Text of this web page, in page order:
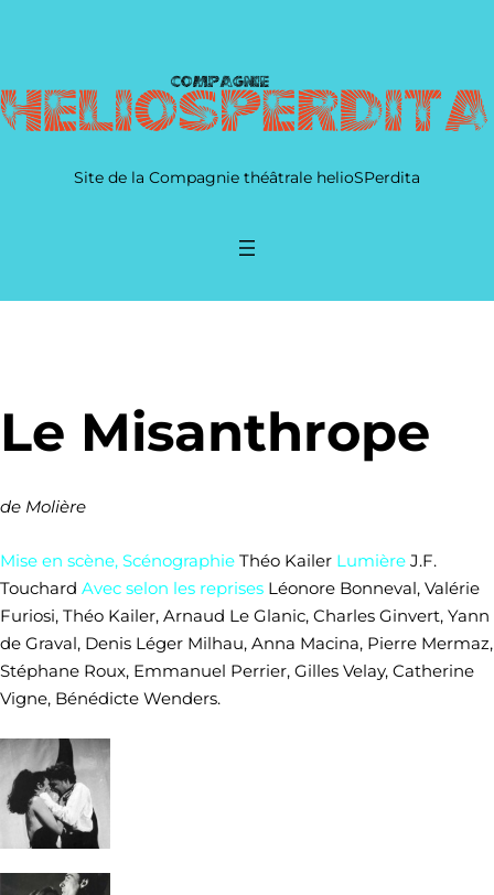
Site de la Compagnie théâtrale helioSPerdita
Le Misanthrope
de Molière
Mise en scène, Scénographie Théo Kailer Lumière J.F.
Touchard Avec selon les reprises Léonore Bonneval, Valérie
Furiosi, Théo Kailer, Arnaud Le Glanic, Charles Ginvert, Yann
de Graval, Denis Léger Milhau, Anna Macina, Pierre Mermaz,
Stéphane Roux, Emmanuel Perrier, Gilles Velay, Catherine
Vigne, Bénédicte Wenders.